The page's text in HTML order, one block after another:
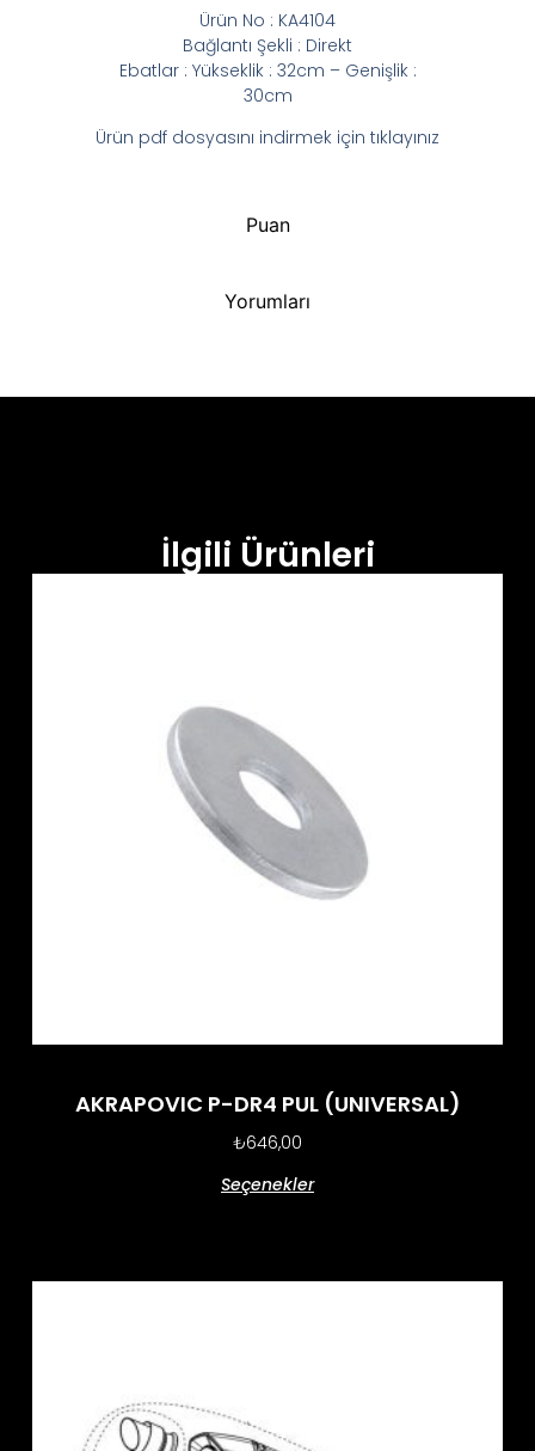
Puan
Yorumları
Ürün No : KA4104
Bağlantı Şekli : Direkt
Ebatlar : Yükseklik : 32cm – Genişlik :
30cm
Ürün pdf dosyasını indirmek için tıklayınız
İlgili Ürünleri
AKRAPOVIC P-DR4 PUL (UNIVERSAL)
₺646,00
Seçenekler